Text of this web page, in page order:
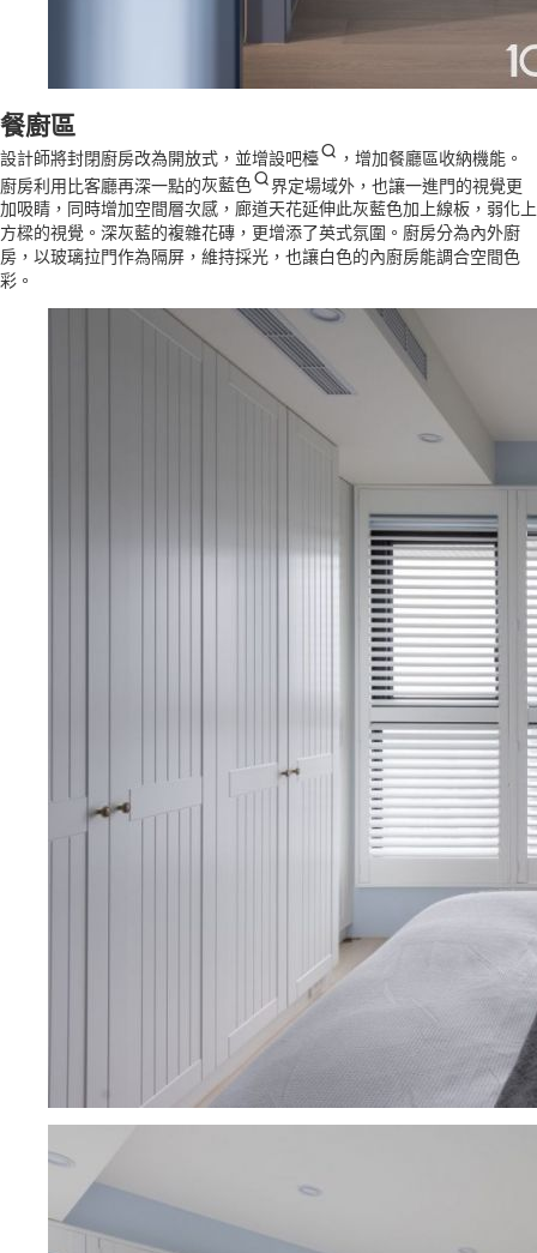
餐廚區
設計師將封閉廚房改為開放式，並增設吧檯
，增加餐廳區收納機能。
廚房利用比客廳再深一點的灰藍色
界定場域外，也讓一進門的視覺更
加吸睛，同時增加空間層次感，廊道天花延伸此灰藍色加上線板，弱化上
方樑的視覺。深灰藍的複雜花磚，更增添了英式氛圍。廚房分為內外廚
房，以玻璃拉門作為隔屏，維持採光，也讓白色的內廚房能調合空間色
彩。